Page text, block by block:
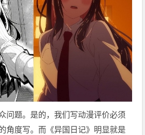
问题。是的，我们写动漫评价必须
角度写。而《异国日记》明显就是